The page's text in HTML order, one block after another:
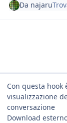
Da najaru
Con questa
visualizzazione
conversazione
Download